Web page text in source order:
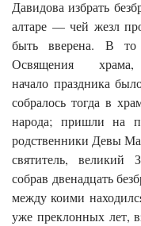
Давидова избрать
алтаре — чей жезл
быть вверена. В то
Освящения храма,
начало праздника
собралось тогда в
народа; пришли на
родственники Девы
святитель, великий
собрав двенадцать
между коими
уже преклонных лет,